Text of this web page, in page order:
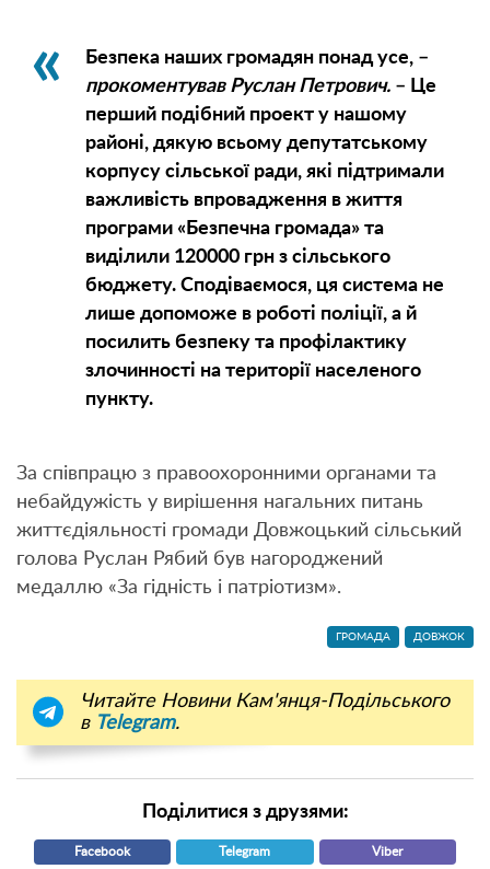
Безпека наших громадян понад усе, –
прокоментував Руслан Петрович.– Це
перший подібний проект у нашому
районі, дякую всьому депутатському
корпусу сільської ради, які підтримали
важливість впровадження в життя
програми «Безпечна громада» та
виділили 120000 грн з сільського
бюджету. Сподіваємося, ця система не
лише допоможе в роботі поліції, а й
посилить безпеку та профілактику
злочинності на території населеного
пункту.
За співпрацю з правоохоронними органами та
небайдужість у вирішення нагальних питань
життєдіяльності громади Довжоцький сільський
голова Руслан Рябий був нагороджений
медаллю «За гідність і патріотизм».
ГРОМАДА ДОВЖОК
Читайте Новини Кам'янця-Подільського
в Telegram.
Поділитися з друзями:
Facebook Telegram Viber